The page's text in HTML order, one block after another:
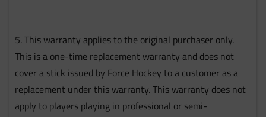
5. This warranty applies to the original purchaser only.
This is a one-time replacement warranty and does not
cover a stick issued by Force Hockey to a customer as a
replacement under this warranty. This warranty does not
apply to players playing in professional or semi-